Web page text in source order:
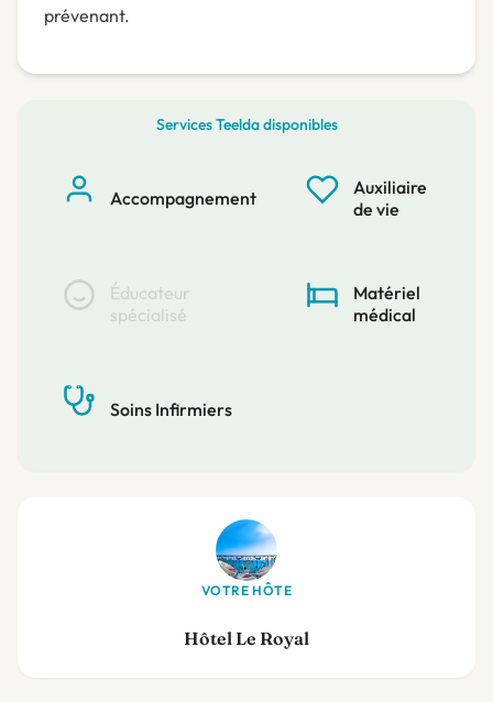
prévenant.
Services Teelda disponibles
Accompagnement
Auxiliaire
de vie
Éducateur
spécialisé
Matériel
médical
Soins Infirmiers
VOTRE HÔTE
Hôtel Le Royal